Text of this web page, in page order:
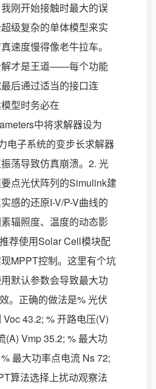
刚开始接触时最大的误
级复杂的单体模型来实
速度慢得像老牛拉车。
解才是王道——每个功能
后通过适当的接口连
型时务必在
中将求解器设为
电子系统的变步长求解器
荡导致仿真崩溃。2. 光
点光伏阵列的Simulink建
感的还原I-V/P-V曲线的
辐照度、温度的动态影
荐使用Solar Cell模块配
MPPT控制。这里有个坑
默认参数会导致最大功
。正确的做法是% 光伏
43.2; % 开路电压(V)
(A) Vmp 35.2; % 最大功
最大功率点电流 Ns 72;
算法选择上扰动观察法